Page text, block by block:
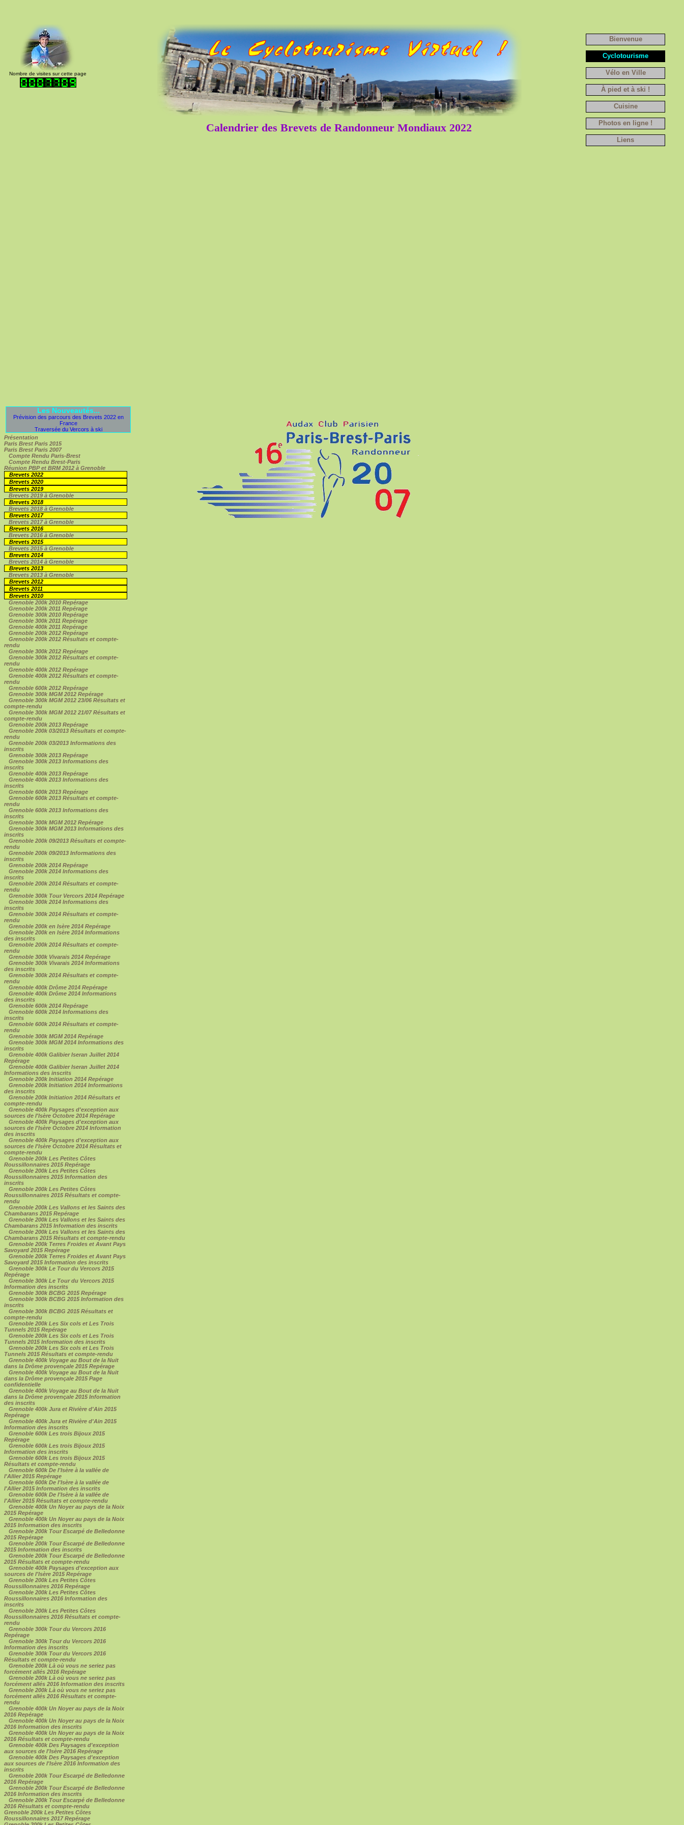
Nombre de visites sur cette page
Calendrier des Brevets de Randonneur Mondiaux 2022
Bienvenue
Cyclotourisme
Vélo en Ville
À pied et à ski !
Cuisine
Photos en ligne !
Liens
Les Nouveautés...
Prévision des parcours des Brevets 2022 en
France
Traversée du Vercors à ski
Présentation
Paris Brest Paris 2015
Paris Brest Paris 2007
Compte Rendu Paris-Brest
Compte Rendu Brest-Paris
Réunion PBP et BRM 2012 à Grenoble
Brevets 2022
Brevets 2020
Brevets 2019
Brevets 2019 à Grenoble
Brevets 2018
Brevets 2018 à Grenoble
Brevets 2017
Brevets 2017 à Grenoble
Brevets 2016
Brevets 2016 à Grenoble
Brevets 2015
Brevets 2015 à Grenoble
Brevets 2014
Brevets 2014 à Grenoble
Brevets 2013
Brevets 2013 à Grenoble
Brevets 2012
Brevets 2011
Brevets 2010
Grenoble 200k 2010 Repérage
Grenoble 200k 2011 Repérage
Grenoble 300k 2010 Repérage
Grenoble 300k 2011 Repérage
Grenoble 400k 2011 Repérage
Grenoble 200k 2012 Repérage
Grenoble 200k 2012 Résultats et compte-
rendu
Grenoble 300k 2012 Repérage
Grenoble 300k 2012 Résultats et compte-
rendu
Grenoble 400k 2012 Repérage
Grenoble 400k 2012 Résultats et compte-
rendu
Grenoble 600k 2012 Repérage
Grenoble 300k MGM 2012 Repérage
Grenoble 300k MGM 2012 23/06 Résultats et
compte-rendu
Grenoble 300k MGM 2012 21/07 Résultats et
compte-rendu
Grenoble 200k 2013 Repérage
Grenoble 200k 03/2013 Résultats et compte-
rendu
Grenoble 200k 03/2013 Informations des
inscrits
Grenoble 300k 2013 Repérage
Grenoble 300k 2013 Informations des
inscrits
Grenoble 400k 2013 Repérage
Grenoble 400k 2013 Informations des
inscrits
Grenoble 600k 2013 Repérage
Grenoble 600k 2013 Résultats et compte-
rendu
Grenoble 600k 2013 Informations des
inscrits
Grenoble 300k MGM 2012 Repérage
Grenoble 300k MGM 2013 Informations des
inscrits
Grenoble 200k 09/2013 Résultats et compte-
rendu
Grenoble 200k 09/2013 Informations des
inscrits
Grenoble 200k 2014 Repérage
Grenoble 200k 2014 Informations des
inscrits
Grenoble 200k 2014 Résultats et compte-
rendu
Grenoble 300k Tour Vercors 2014 Repérage
Grenoble 300k 2014 Informations des
inscrits
Grenoble 300k 2014 Résultats et compte-
rendu
Grenoble 200k en Isère 2014 Repérage
Grenoble 200k en Isère 2014 Informations
des inscrits
Grenoble 200k 2014 Résultats et compte-
rendu
Grenoble 300k Vivarais 2014 Repérage
Grenoble 300k Vivarais 2014 Informations
des inscrits
Grenoble 300k 2014 Résultats et compte-
rendu
Grenoble 400k Drôme 2014 Repérage
Grenoble 400k Drôme 2014 Informations
des inscrits
Grenoble 600k 2014 Repérage
Grenoble 600k 2014 Informations des
inscrits
Grenoble 600k 2014 Résultats et compte-
rendu
Grenoble 300k MGM 2014 Repérage
Grenoble 300k MGM 2014 Informations des
inscrits
Grenoble 400k Galibier Iseran Juillet 2014
Repérage
Grenoble 400k Galibier Iseran Juillet 2014
Informations des inscrits
Grenoble 200k Initiation 2014 Repérage
Grenoble 200k Initiation 2014 Informations
des inscrits
Grenoble 200k Initiation 2014 Résultats et
compte-rendu
Grenoble 400k Paysages d'exception aux
sources de l'Isère Octobre 2014 Repérage
Grenoble 400k Paysages d'exception aux
sources de l'Isère Octobre 2014 Information
des inscrits
Grenoble 400k Paysages d'exception aux
sources de l'Isère Octobre 2014 Résultats et
compte-rendu
Grenoble 200k Les Petites Côtes
Roussillonnaires 2015 Repérage
Grenoble 200k Les Petites Côtes
Roussillonnaires 2015 Information des
inscrits
Grenoble 200k Les Petites Côtes
Roussillonnaires 2015 Résultats et compte-
rendu
Grenoble 200k Les Vallons et les Saints des
Chambarans 2015 Repérage
Grenoble 200k Les Vallons et les Saints des
Chambarans 2015 Information des inscrits
Grenoble 200k Les Vallons et les Saints des
Chambarans 2015 Résultats et compte-rendu
Grenoble 200k Terres Froides et Avant Pays
Savoyard 2015 Repérage
Grenoble 200k Terres Froides et Avant Pays
Savoyard 2015 Information des inscrits
Grenoble 300k Le Tour du Vercors 2015
Repérage
Grenoble 300k Le Tour du Vercors 2015
Information des inscrits
Grenoble 300k BCBG 2015 Repérage
Grenoble 300k BCBG 2015 Information des
inscrits
Grenoble 300k BCBG 2015 Résultats et
compte-rendu
Grenoble 200k Les Six cols et Les Trois
Tunnels 2015 Repérage
Grenoble 200k Les Six cols et Les Trois
Tunnels 2015 Information des inscrits
Grenoble 200k Les Six cols et Les Trois
Tunnels 2015 Résultats et compte-rendu
Grenoble 400k Voyage au Bout de la Nuit
dans la Drôme provençale 2015 Repérage
Grenoble 400k Voyage au Bout de la Nuit
dans la Drôme provençale 2015 Page
confidentielle
Grenoble 400k Voyage au Bout de la Nuit
dans la Drôme provençale 2015 Information
des inscrits
Grenoble 400k Jura et Rivière d'Ain 2015
Repérage
Grenoble 400k Jura et Rivière d'Ain 2015
Information des inscrits
Grenoble 600k Les trois Bijoux 2015
Repérage
Grenoble 600k Les trois Bijoux 2015
Information des inscrits
Grenoble 600k Les trois Bijoux 2015
Résultats et compte-rendu
Grenoble 600k De l'Isère à la vallée de
l'Allier 2015 Repérage
Grenoble 600k De l'Isère à la vallée de
l'Allier 2015 Information des inscrits
Grenoble 600k De l'Isère à la vallée de
l'Allier 2015 Résultats et compte-rendu
Grenoble 400k Un Noyer au pays de la Noix
2015 Repérage
Grenoble 400k Un Noyer au pays de la Noix
2015 Information des inscrits
Grenoble 200k Tour Escarpé de Belledonne
2015 Repérage
Grenoble 200k Tour Escarpé de Belledonne
2015 Information des inscrits
Grenoble 200k Tour Escarpé de Belledonne
2015 Résultats et compte-rendu
Grenoble 400k Paysages d'exception aux
sources de l'Isère 2015 Repérage
Grenoble 200k Les Petites Côtes
Roussillonnaires 2016 Repérage
Grenoble 200k Les Petites Côtes
Roussillonnaires 2016 Information des
inscrits
Grenoble 200k Les Petites Côtes
Roussillonnaires 2016 Résultats et compte-
rendu
Grenoble 300k Tour du Vercors 2016
Repérage
Grenoble 300k Tour du Vercors 2016
Information des inscrits
Grenoble 300k Tour du Vercors 2016
Résultats et compte-rendu
Grenoble 200k Là où vous ne seriez pas
forcément allés 2016 Repérage
Grenoble 200k Là où vous ne seriez pas
forcément allés 2016 Information des inscrits
Grenoble 200k Là où vous ne seriez pas
forcément allés 2016 Résultats et compte-
rendu
Grenoble 400k Un Noyer au pays de la Noix
2016 Repérage
Grenoble 400k Un Noyer au pays de la Noix
2016 Information des inscrits
Grenoble 400k Un Noyer au pays de la Noix
2016 Résultats et compte-rendu
Grenoble 400k Des Paysages d'exception
aux sources de l'Isère 2016 Repérage
Grenoble 400k Des Paysages d'exception
aux sources de l'Isère 2016 Information des
inscrits
Grenoble 200k Tour Escarpé de Belledonne
2016 Repérage
Grenoble 200k Tour Escarpé de Belledonne
2016 Information des inscrits
Grenoble 200k Tour Escarpé de Belledonne
2016 Résultats et compte-rendu
Grenoble 200k Les Petites Côtes
Roussillonnaires 2017 Repérage